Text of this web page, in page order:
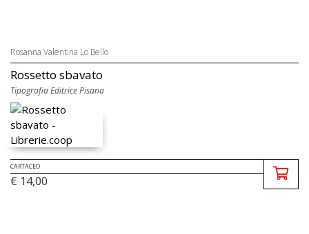
Rosanna Valentina Lo Bello
Rossetto sbavato
Tipografia Editrice Pisana
CARTACEO
€ 14,00